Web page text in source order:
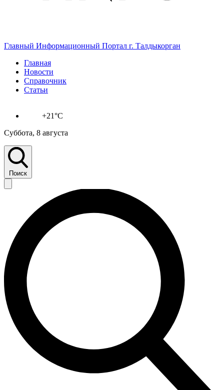
Главный Информационный Портал г. Талдыкорган
Главная
Новости
Справочник
Статьи
+21°C
Суббота, 8 августа
Поиск